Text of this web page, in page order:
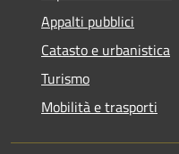
Appalti pubblici
Catasto e urbanistica
Turismo
Mobilità e trasporti